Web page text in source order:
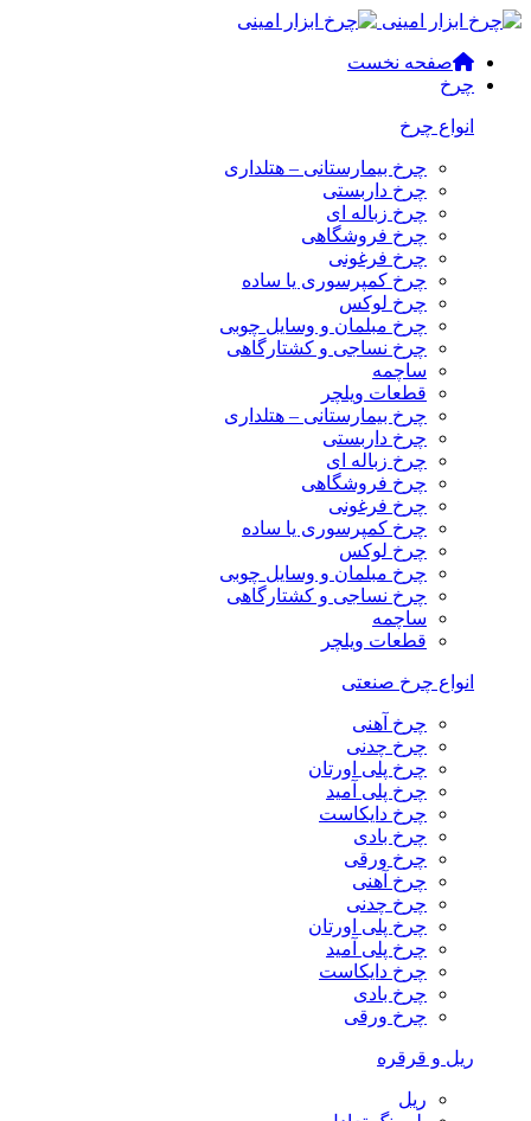
صفحه نخست
چرخ
انواع چرخ
چرخ بیمارستانی – هتلداری
چرخ داربستی
چرخ زباله ای
چرخ فروشگاهی
چرخ فرغونی
چرخ کمپرسوری یا ساده
چرخ لوکس
چرخ مبلمان و وسایل چوبی
چرخ نساجی و کشتارگاهی
ساچمه
قطعات ویلچر
چرخ بیمارستانی – هتلداری
چرخ داربستی
چرخ زباله ای
چرخ فروشگاهی
چرخ فرغونی
چرخ کمپرسوری یا ساده
چرخ لوکس
چرخ مبلمان و وسایل چوبی
چرخ نساجی و کشتارگاهی
ساچمه
قطعات ویلچر
انواع چرخ صنعتی
چرخ آهنی
چرخ چدنی
چرخ پلی اورتان
چرخ پلی آمید
چرخ دایکاست
چرخ بادی
چرخ ورقی
چرخ آهنی
چرخ چدنی
چرخ پلی اورتان
چرخ پلی آمید
چرخ دایکاست
چرخ بادی
چرخ ورقی
ریل و قرقره
ریل